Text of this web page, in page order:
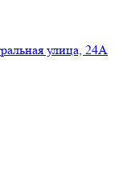
улица, 24А